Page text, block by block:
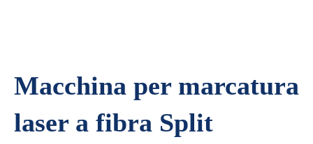
Macchina per marcatura
laser a fibra Split